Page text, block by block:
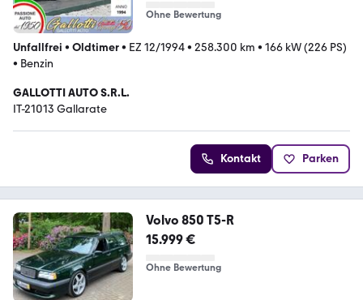
Ohne Bewertung
Unfallfrei • Oldtimer• EZ 12/1994• 258.300 km • 166 kW (226 PS)
• Benzin
GALLOTTI AUTO S.R.L.
IT-21013 Gallarate
Kontakt Parken
Volvo 850 T5-R
15.999 €
Ohne Bewertung